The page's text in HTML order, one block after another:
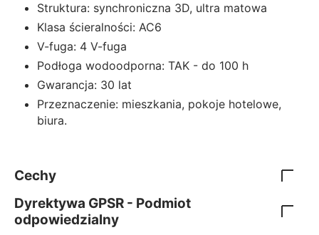
Struktura: synchroniczna 3D, ultra matowa
Klasa ścieralności: AC6
V-fuga: 4 V-fuga
Podłoga wodoodporna: TAK - do 100 h
Gwarancja: 30 lat
Przeznaczenie: mieszkania, pokoje hotelowe,
biura.
Cechy
Dyrektywa GPSR - Podmiot
odpowiedzialny